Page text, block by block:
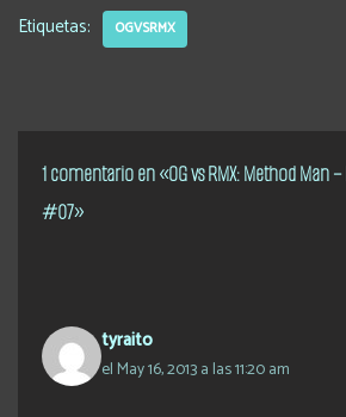
Etiquetas: OGVSRMX
1 comentario en «OG vs RMX: Method Man –
#07»
tyraito
el May 16, 2013 a las 11:20 am